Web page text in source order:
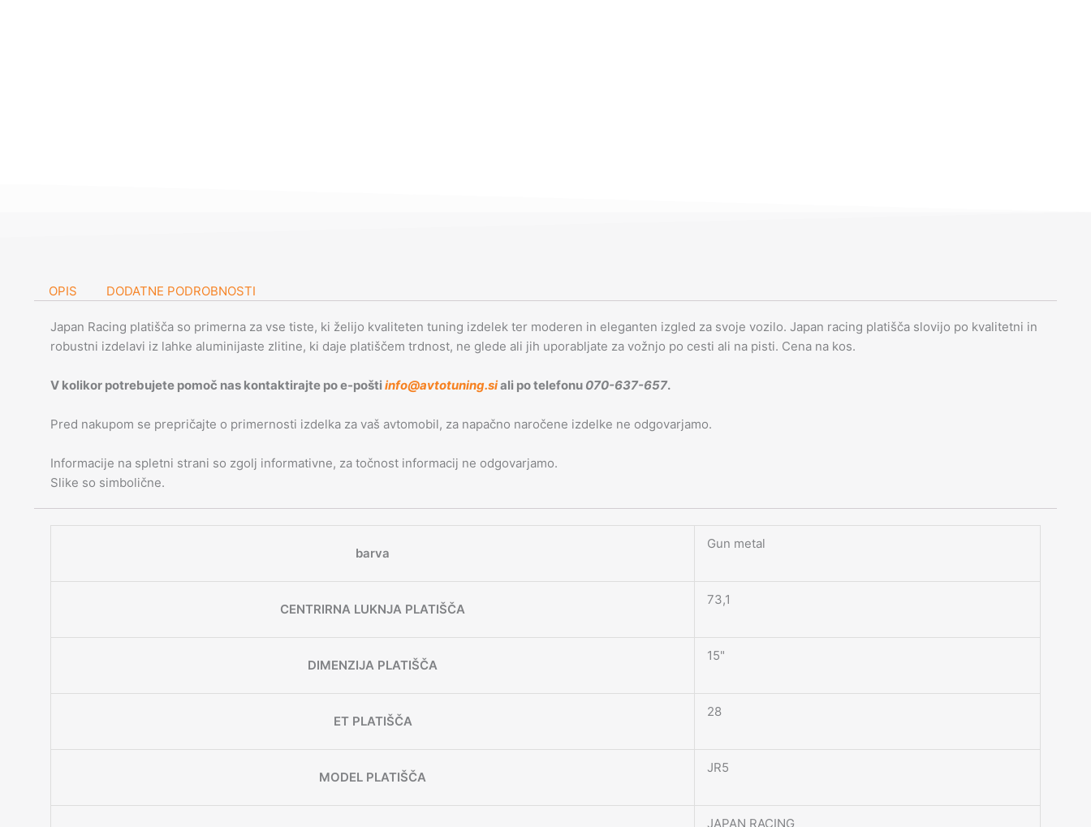
OPIS DODATNE PODROBNOSTI
Japan Racing platišča so primerna za vse tiste, ki želijo kvaliteten tuning izdelek ter moderen in eleganten izgled za svoje vozilo. Japan racing platišča slovijo po kvalitetni in
robustni izdelavi iz lahke aluminijaste zlitine, ki daje platiščem trdnost, ne glede ali jih uporabljate za vožnjo po cesti ali na pisti. Cena na kos.
V kolikor potrebujete pomoč nas kontaktirajte po e-pošti info@avtotuning.siali po telefonu 070-637-657.
Pred nakupom se prepričajte o primernosti izdelka za vaš avtomobil, za napačno naročene izdelke ne odgovarjamo.
Informacije na spletni strani so zgolj informativne, za točnost informacij ne odgovarjamo.
Slike so simbolične.
barva
Gun metal
CENTRIRNA LUKNJA PLATIŠČA
73,1
DIMENZIJA PLATIŠČA
15"
ET PLATIŠČA
28
MODEL PLATIŠČA
JR5
JAPAN RACING